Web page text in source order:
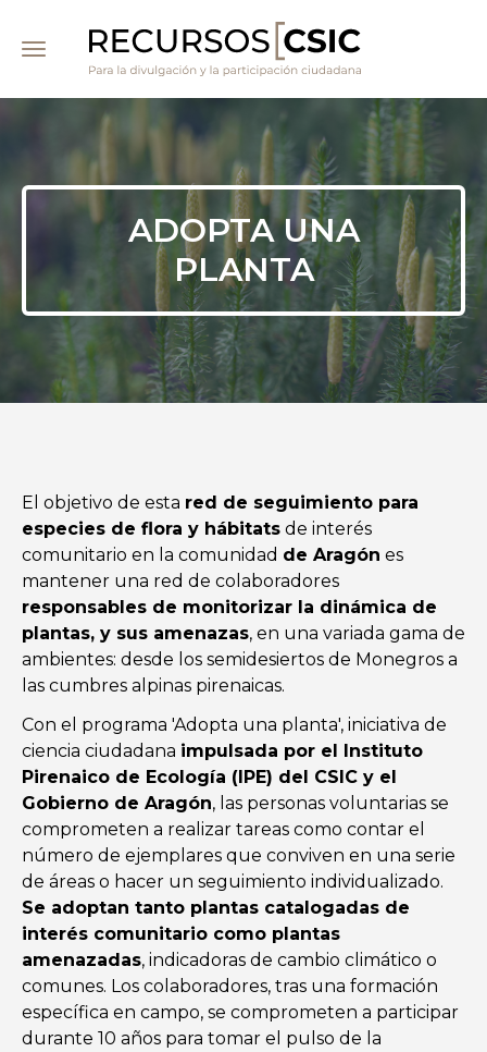
ADOPTA UNA
PLANTA
El objetivo de esta red de seguimiento para
especies de flora y hábitats de interés
comunitario en la comunidad de Aragón es
mantener una red de colaboradores
responsables de monitorizar la dinámica de
plantas, y sus amenazas, en una variada gama de
ambientes: desde los semidesiertos de Monegros a
las cumbres alpinas pirenaicas.
Con el programa 'Adopta una planta', iniciativa de
ciencia ciudadana impulsada por el Instituto
Pirenaico de Ecología (IPE) del CSIC y el
Gobierno de Aragón, las personas voluntarias se
comprometen a realizar tareas como contar el
número de ejemplares que conviven en una serie
de áreas o hacer un seguimiento individualizado.
Se adoptan tanto plantas catalogadas de
interés comunitario como plantas
amenazadas, indicadoras de cambio climático o
comunes. Los colaboradores, tras una formación
específica en campo, se comprometen a participar
durante 10 años para tomar el pulso de la